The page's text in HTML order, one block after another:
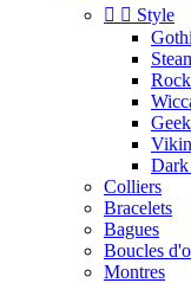
  Style
Dark
Colliers
Bracelets
Bagues
Boucles
Montres